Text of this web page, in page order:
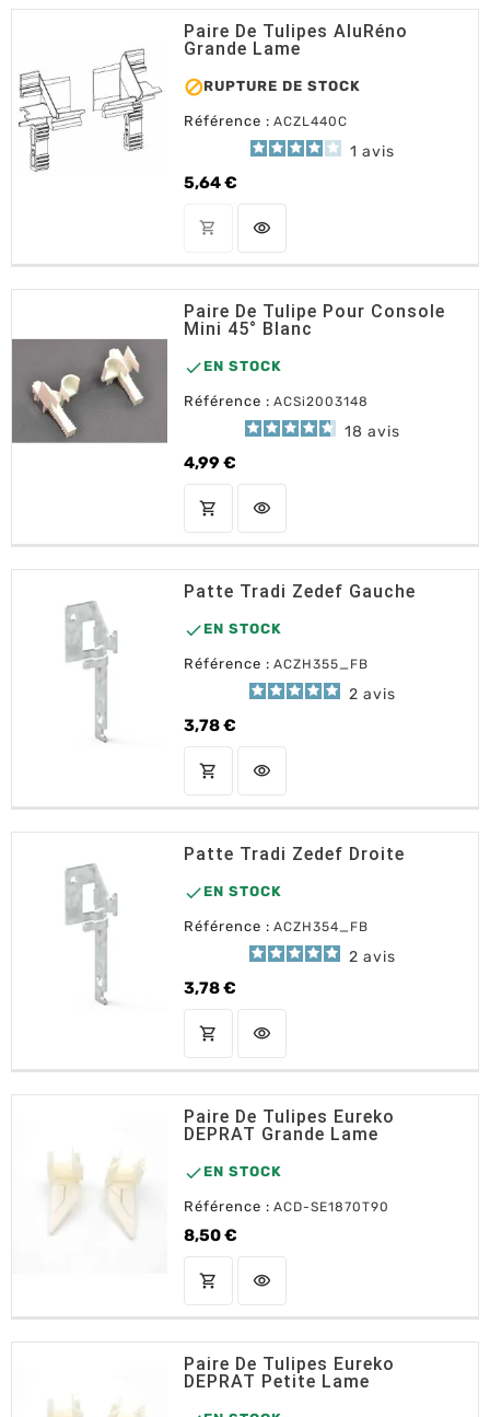
Paire De Tulipes AluRéno
Grande Lame
RUPTURE DE STOCK
Référence : ACZL440C
1 avis
5,64 €
Prix
shopping_cart OUT OF STOCK
visibility
Paire De Tulipe Pour Console
Mini 45° Blanc
 EN STOCK
Référence : ACSi2003148
18 avis
4,99 €
Prix
shopping_cart AJOUTER AU PANIER
visibility
Patte Tradi Zedef Gauche
 EN STOCK
Référence : ACZH355_FB
2 avis
3,78 €
Prix
shopping_cart AJOUTER AU PANIER
visibility
Patte Tradi Zedef Droite
 EN STOCK
Référence : ACZH354_FB
2 avis
3,78 €
Prix
shopping_cart AJOUTER AU PANIER
visibility
Paire De Tulipes Eureko
DEPRAT Grande Lame
 EN STOCK
Référence : ACD-SE1870T90
8,50 €
Prix
shopping_cart AJOUTER AU PANIER
visibility
Paire De Tulipes Eureko
DEPRAT Petite Lame